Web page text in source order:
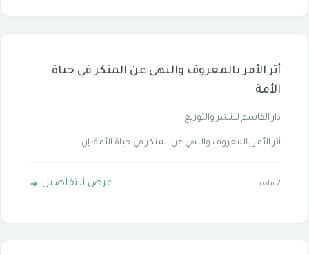
أثر الأمر بالمعروف والنهي عن المنكر في حياة
الأمة
دار القاسم للنشر والتوزيع
أثر الأمر بالمعروف والنهي عن المنكر في حياة الأمة: إن...
2 ملف عرض التفاصيل